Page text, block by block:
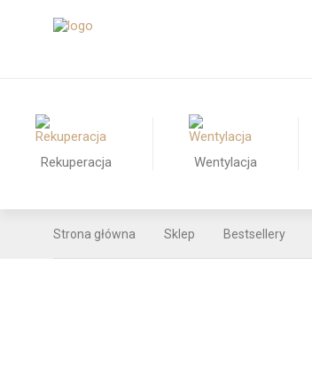
Rekuperacja Wentylacja
Strona główna Sklep Bestsellery